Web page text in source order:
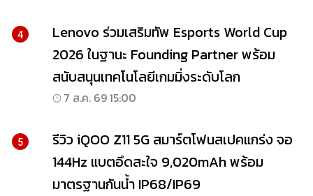
4
Lenovo ร่วมเสริมทัพ Esports World Cup
2026 ในฐานะ Founding Partner พร้อม
สนับสนุนเทคโนโลยีเกมมิ่งระดับโลก
7 ส.ค. 69 15:00
5
รีวิว iQOO Z11 5G สมาร์ตโฟนสเปคแกร่ง จอ
144Hz แบตอึดสะใจ 9,020mAh พร้อม
มาตรฐานกันน้ำ IP68/IP69